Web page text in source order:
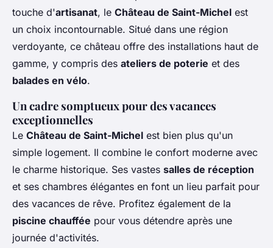
touche d'artisanat, le Château de Saint-Michel est
un choix incontournable. Situé dans une région
verdoyante, ce château offre des installations haut de
gamme, y compris des ateliers de poterie et des
balades en vélo.
Un cadre somptueux pour des vacances
exceptionnelles
Le Château de Saint-Michel est bien plus qu'un
simple logement. Il combine le confort moderne avec
le charme historique. Ses vastes salles de réception
et ses chambres élégantes en font un lieu parfait pour
des vacances de rêve. Profitez également de la
piscine chauffée pour vous détendre après une
journée d'activités.